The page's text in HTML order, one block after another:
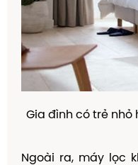
Gia đình có trẻ nhỏ
Ngoài ra, máy lọc